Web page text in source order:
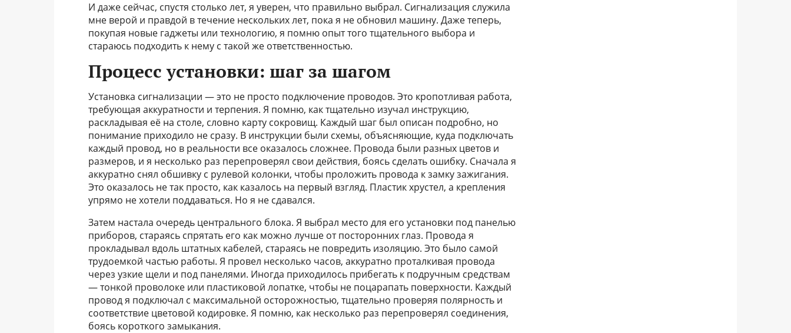
И даже сейчас, спустя столько лет, я уверен, что правильно выбрал. Сигнализация служила
мне верой и правдой в течение нескольких лет, пока я не обновил машину. Даже теперь,
покупая новые гаджеты или технологию, я помню опыт того тщательного выбора и
стараюсь подходить к нему с такой же ответственностью.
Процесс установки: шаг за шагом
Установка сигнализации — это не просто подключение проводов. Это кропотливая работа,
требующая аккуратности и терпения. Я помню, как тщательно изучал инструкцию,
раскладывая её на столе, словно карту сокровищ. Каждый шаг был описан подробно, но
понимание приходило не сразу. В инструкции были схемы, объясняющие, куда подключать
каждый провод, но в реальности все оказалось сложнее. Провода были разных цветов и
размеров, и я несколько раз перепроверял свои действия, боясь сделать ошибку. Сначала я
аккуратно снял обшивку с рулевой колонки, чтобы проложить провода к замку зажигания.
Это оказалось не так просто, как казалось на первый взгляд. Пластик хрустел, а крепления
упрямо не хотели поддаваться. Но я не сдавался.
Затем настала очередь центрального блока. Я выбрал место для его установки под панелью
приборов, стараясь спрятать его как можно лучше от посторонних глаз. Провода я
прокладывал вдоль штатных кабелей, стараясь не повредить изоляцию. Это было самой
трудоемкой частью работы. Я провел несколько часов, аккуратно проталкивая провода
через узкие щели и под панелями. Иногда приходилось прибегать к подручным средствам
— тонкой проволоке или пластиковой лопатке, чтобы не поцарапать поверхности. Каждый
провод я подключал с максимальной осторожностью, тщательно проверяя полярность и
соответствие цветовой кодировке. Я помню, как несколько раз перепроверял соединения,
боясь короткого замыкания.